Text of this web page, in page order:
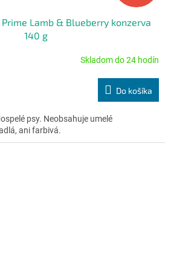
Lamb & Blueberry konzerva
140 g
Skladom do 24 hodín
Do košíka
psy. Neobsahuje umelé
ani farbivá.